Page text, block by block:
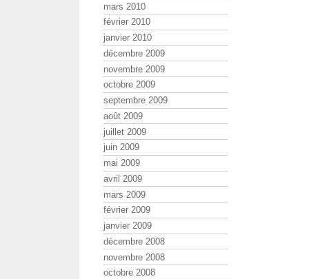
mars 2010
février 2010
janvier 2010
décembre 2009
novembre 2009
octobre 2009
septembre 2009
août 2009
juillet 2009
juin 2009
mai 2009
avril 2009
mars 2009
février 2009
janvier 2009
décembre 2008
novembre 2008
octobre 2008